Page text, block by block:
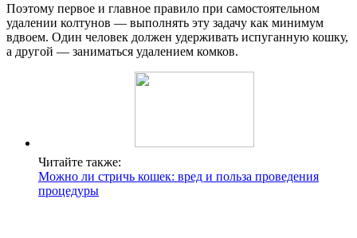
Поэтому первое и главное правило при самостоятельном
удалении колтунов — выполнять эту задачу как минимум
вдвоем. Один человек должен удерживать испуганную кошку,
а другой — заниматься удалением комков.
Читайте также:
Можно ли стричь кошек: вред и польза проведения
процедуры